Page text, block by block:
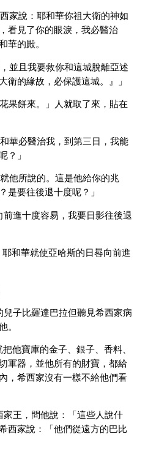
家說：耶和華你祖大衛的神如
看見了你的眼淚，我必醫治
華的殿。
並且我要救你和這城脫離亞述
衛的緣故，必保護這城。』」
果餅來。」人就取了來，貼在
華必醫治我，到第三日，我能
？」
他所說的。這是他給你的兆
是要往後退十度呢？」
進十度容易，我要日影往後退
和華就使亞哈斯的日晷向前進
子比羅達巴拉但聽見希西家病
。
他寶庫的金子、銀子、香料、
軍器，並他所有的財寶，都給
，希西家沒有一樣不給他們看
王，問他說：「這些人說什
西家說：「他們從遠方的巴比